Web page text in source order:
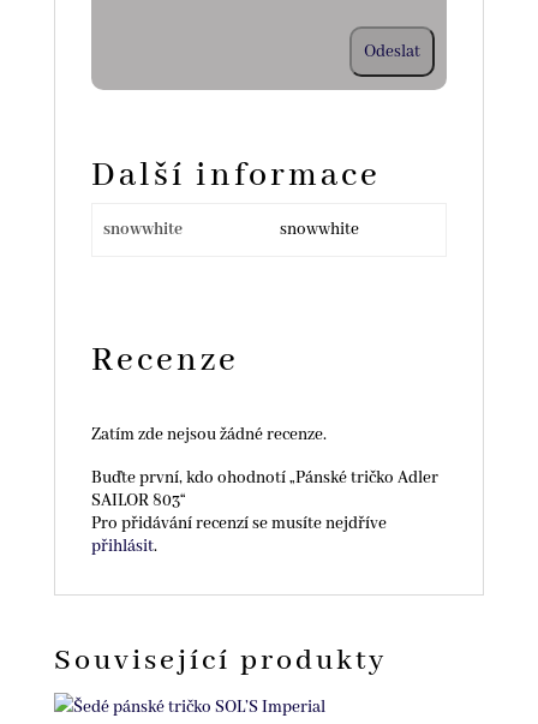
Další informace
snowwhite snowwhite
Recenze
Zatím zde nejsou žádné recenze.
Buďte první, kdo ohodnotí „Pánské tričko Adler
SAILOR 803“
Pro přidávání recenzí se musíte nejdříve
přihlásit.
Související produkty